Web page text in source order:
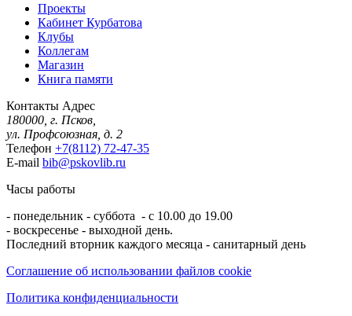
Проекты
Кабинет Курбатова
Клубы
Коллегам
Магазин
Книга памяти
Контакты Адрес
180000, г. Псков,
ул. Профсоюзная, д. 2
Телефон +7(8112) 72-47-35
E-mail bib@pskovlib.ru
Часы работы
- понедельник - суббота - с 10.00 до 19.00
- воскресенье - выходной день.
Последний вторник каждого месяца - санитарный день
Соглашение об использовании файлов cookie
Политика конфиденциальности